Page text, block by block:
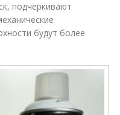
подчеркивают
будут более